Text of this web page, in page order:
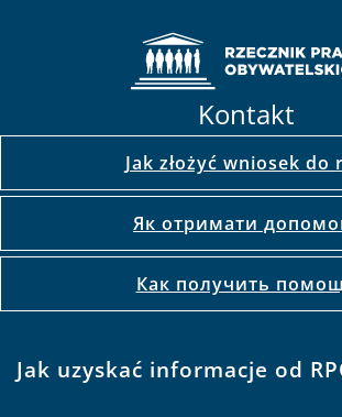
Kontakt
Jak złożyć wniosek do
Як отримати
Как получить
Jak uzyskać informacje od